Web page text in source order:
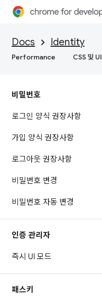
Docs Identity
Performance CSS 및 UI
비밀번호
로그인 양식 권장사항
가입 양식 권장사항
로그아웃 권장사항
비밀번호 변경
비밀번호 자동 변경
인증 관리자
즉시 UI 모드
패스키